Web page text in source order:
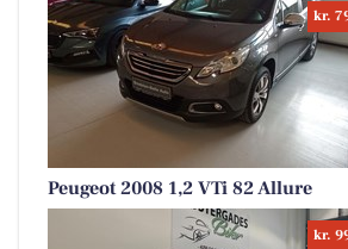
kr.
Peugeot 2008 1,2 VTi 82 Allure
kr.